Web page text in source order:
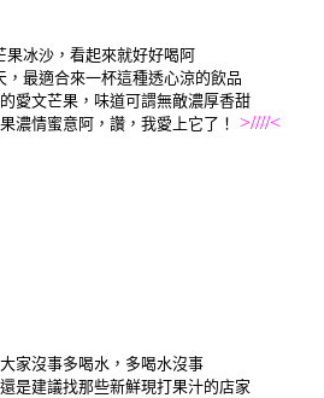
果冰沙，看起來就好好喝阿
，最適合來一杯這種透心涼的飲品
愛文芒果，味道可謂無敵濃厚香甜
濃情蜜意阿，讚，我愛上它了！ >////<
家沒事多喝水，多喝水沒事
是建議找那些新鮮現打果汁的店家